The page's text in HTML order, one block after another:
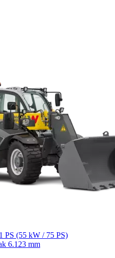
PS (55 kW / 75 PS)
6.123 mm